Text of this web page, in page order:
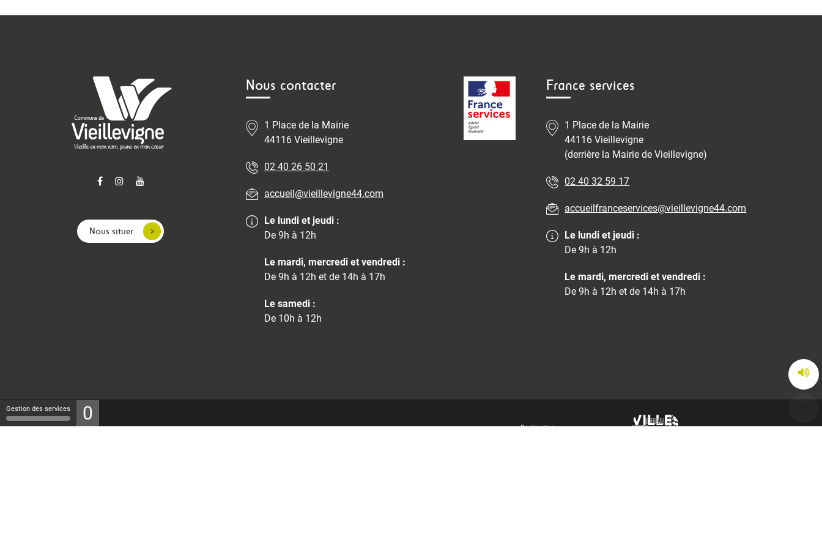
Nous situer
Nous contacter
1 Place de la Mairie
44116 Vieillevigne
02 40 26 50 21
accueil@vieillevigne44.com
Le lundi et jeudi :
De 9h à 12h
Le mardi, mercredi et vendredi :
De 9h à 12h et de 14h à 17h
Le samedi :
De 10h à 12h
France services
1 Place de la Mairie
44116 Vieillevigne
(derrière la Mairie de Vieillevigne)
02 40 32 59 17
accueilfranceservices@vieillevigne44.com
Le lundi et jeudi :
De 9h à 12h
Le mardi, mercredi et vendredi :
De 9h à 12h et de 14h à 17h
Gestion des services 0